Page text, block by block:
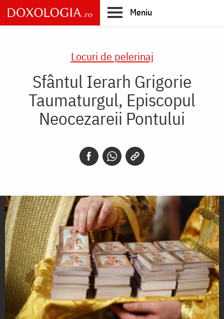
Skip
to
main
Meniu
Locuri de pelerinaj
Sfântul Ierarh Grigorie
Taumaturgul, Episcopul
Neocezareii Pontului